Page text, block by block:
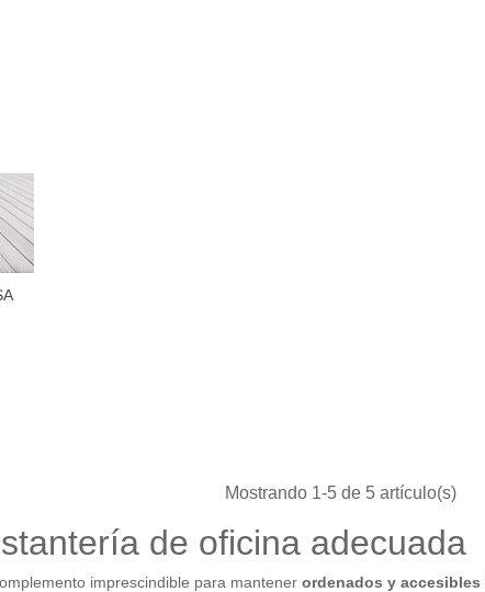
Mostrando 1-5 de 5 artículo(s)
de oficina adecuada
imprescindible para mantener ordenados y accesibles